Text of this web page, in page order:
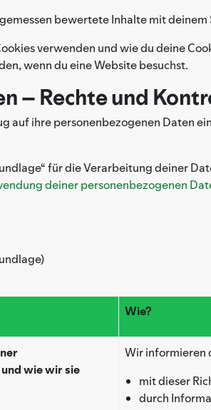
bewertete Inhalte mit
verwenden und wie du deine
wenn du eine Website besuchst.
– Rechte und
auf ihre personenbezogenen Daten
für die Verarbeitung deiner
deiner personenbezogenen
Wie?
wie wir sie
Wir informieren
mit dieser
durch